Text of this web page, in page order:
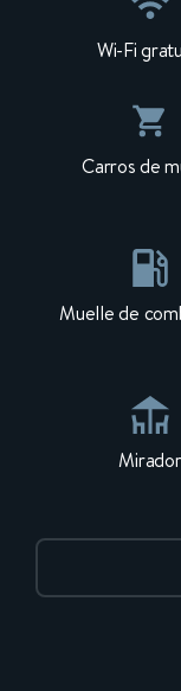
Wi-Fi
Carros de
Muelle de
Mirador